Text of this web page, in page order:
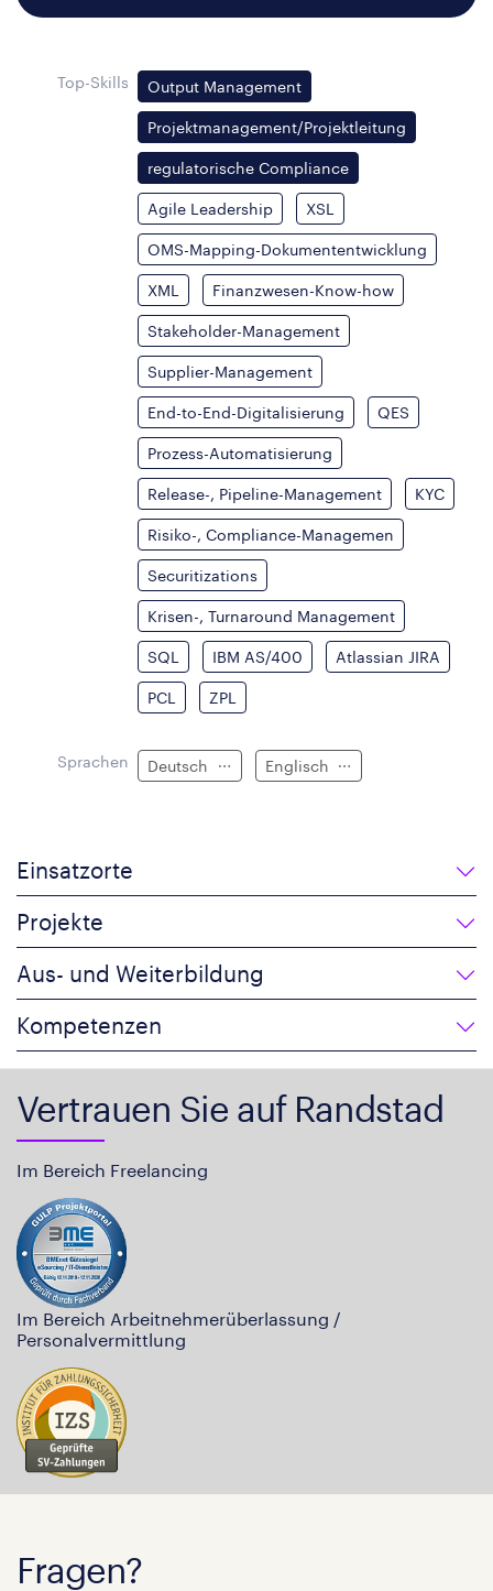
Top-Skills Output Management
Projektmanagement/Projektleitung
regulatorische Compliance
Agile Leadership XSL
OMS-Mapping-Dokumententwicklung
XML Finanzwesen-Know-how
Stakeholder-Management
Supplier-Management
End-to-End-Digitalisierung QES
Prozess-Automatisierung
Release-, Pipeline-Management KYC
Risiko-, Compliance-Managemen
Securitizations
Krisen-, Turnaround Management
SQL IBM AS/400 Atlassian JIRA
PCL ZPL
Sprachen Deutsch Englisch
Einsatzorte
Projekte
Aus- und Weiterbildung
Kompetenzen
Vertrauen Sie auf Randstad
Im Bereich Freelancing
Im Bereich Arbeitnehmerüberlassung /
Personalvermittlung
Fragen?